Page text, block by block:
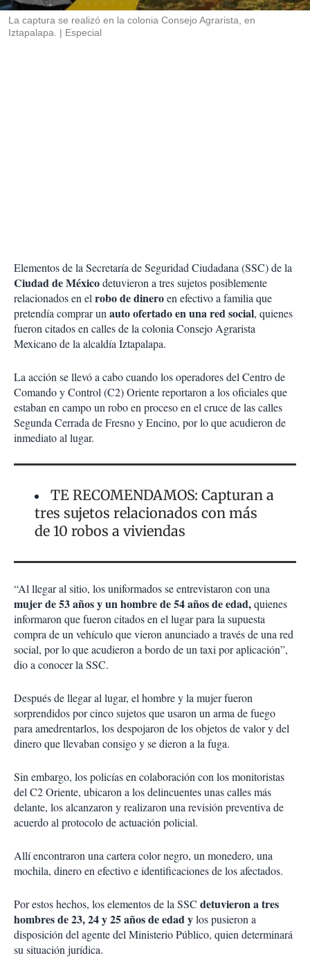
r
La captura se realizó en la colonia Consejo Agrarista, en
Iztapalapa.
Especial
Elementos de la Secretaría de Seguridad Ciudadana (SSC) de la
Ciudad de Méxicodetuvieron a tres sujetos posiblemente
relacionados en elrobo de dineroen efectivo a familia que
pretendía comprar unauto ofertado en una red social, quienes
fueron citados en calles de la colonia Consejo Agrarista
Mexicano de la alcaldía Iztapalapa.
La acción se llevó a cabo cuando los operadores del Centro de
Comando y Control (C2) Oriente reportaron a los oficiales que
estaban en campo un robo en proceso en el cruce de las calles
Segunda Cerrada de Fresno y Encino, por lo que acudieron de
inmediato al lugar.
TE RECOMENDAMOS: Capturan a
tres sujetos relacionados con más
de 10 robos a viviendas
“Al llegar al sitio, los uniformados se entrevistaron con una
mujer de 53 años y un hombre de 54 años de edad,quienes
informaron que fueron citados en el lugar para la supuesta
compra de un vehículo que vieron anunciado a través de una red
social, por lo que acudieron a bordo de un taxi por aplicación”,
dio a conocer la SSC.
Después de llegar al lugar, el hombre y la mujer fueron
sorprendidos por cinco sujetos que usaron un arma de fuego
para amedrentarlos, los despojaron de los objetos de valor y del
dinero que llevaban consigo y se dieron a la fuga.
Sin embargo, los policías en colaboración con los monitoristas
del C2 Oriente, ubicaron a los delincuentes unas calles más
delante, los alcanzaron y realizaron una revisión preventiva de
acuerdo al protocolo de actuación policial.
Allí encontraron una cartera color negro, un monedero, una
mochila, dinero en efectivo e identificaciones de los afectados.
Por estos hechos, los elementos de la SSC detuvieron a tres
hombres de 23, 24 y 25 años de edad ylos pusieron a
disposición del agente del Ministerio Público, quien determinará
su situación jurídica.